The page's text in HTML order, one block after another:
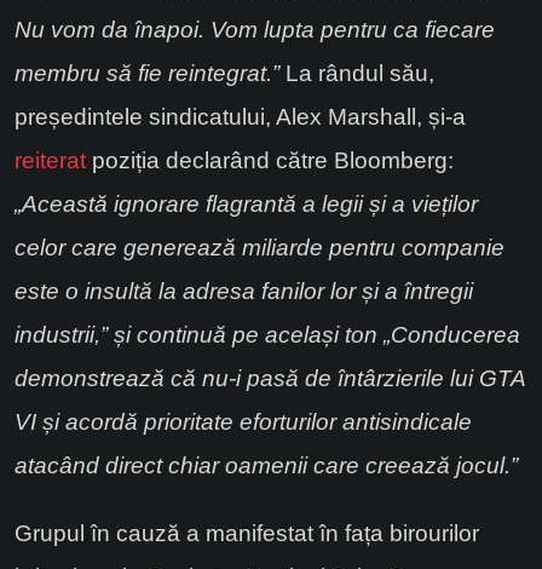
Nu vom da înapoi. Vom lupta pentru ca fiecare
membru să fie reintegrat.”La rândul său,
președintele sindicatului, Alex Marshall, și-a
reiterat poziția declarând către Bloomberg:
„Această ignorare flagrantă a legii și a vieților
celor care generează miliarde pentru companie
este o insultă la adresa fanilor lor și a întregii
industrii,”șicontinuă pe același ton „Conducerea
demonstrează că nu-i pasă de întârzierile lui GTA
VI și acordă prioritate eforturilor antisindicale
atacând direct chiar oamenii care creează jocul.”
Grupul în cauză a manifestat în fața birourilor